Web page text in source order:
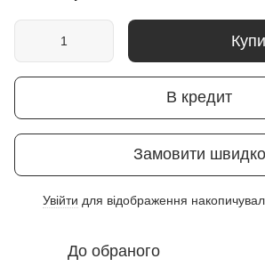
В кредит
Замовити швидко
Увійти для відображення
До обраного